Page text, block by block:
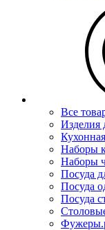
Все
Изделия
Наборы
Наборы
Посуда
Посуда
Посуда